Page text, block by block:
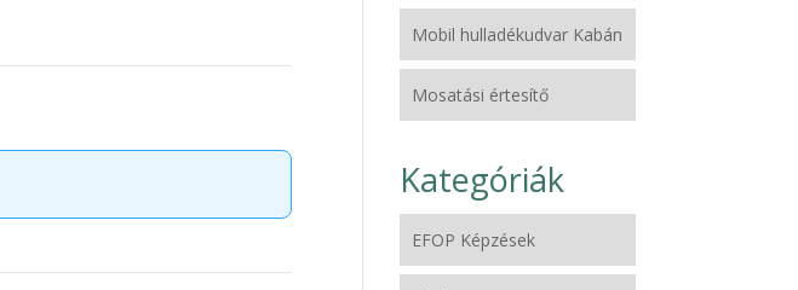
Mobil hulladékudvar Kabán
Mosatási értesítő
Kategóriák
EFOP Képzések